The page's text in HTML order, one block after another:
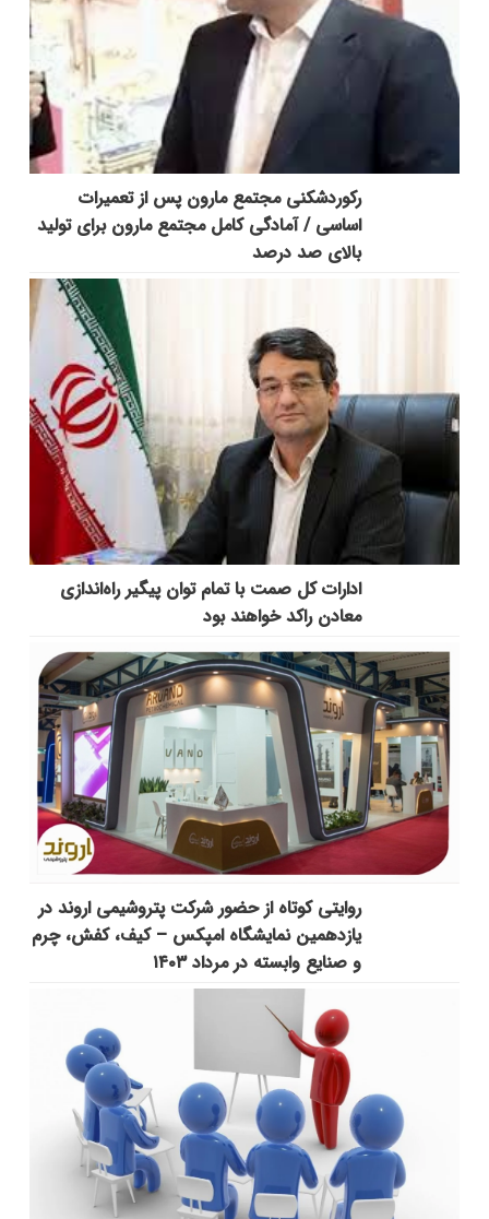
رکوردشکنی مجتمع مارون پس از تعمیرات
اساسی / آمادگی کامل مجتمع مارون برای تولید
بالای صد درصد
ادارات کل صمت با تمام توان پیگیر راه‌اندازی
معادن راکد خواهند بود
روایتی کوتاه از حضور شرکت پتروشیمی اروند در
یازدهمین نمایشگاه امپکس‌ – کیف، کفش، چرم
و صنایع وابسته در مرداد ۱۴۰۳